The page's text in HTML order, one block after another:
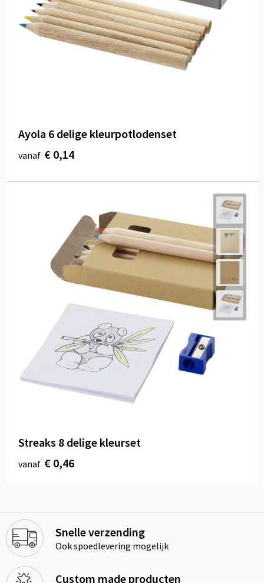
Ayola 6 delige kleurpotlodenset
vanaf € 0,14
Streaks 8 delige kleurset
vanaf € 0,46
Snelle verzending
Ook spoedlevering mogelijk
Custom made producten